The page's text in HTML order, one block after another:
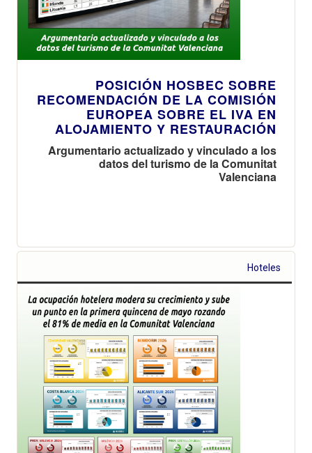
POSICIÓN HOSBEC SOBRE
RECOMENDACIÓN DE LA COMISIÓN
EUROPEA SOBRE EL IVA EN
ALOJAMIENTO Y RESTAURACIÓN
Argumentario actualizado y vinculado a los
datos del turismo de la Comunitat
Valenciana
Hoteles